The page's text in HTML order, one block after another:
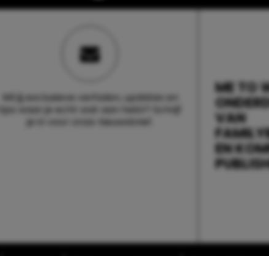
Wil jij exclusieve verhalen, updates en
tips waar je echt wat aan hebt? Schrijf
je in voor onze nieuwsbrief.
ME TO
VAN
EN